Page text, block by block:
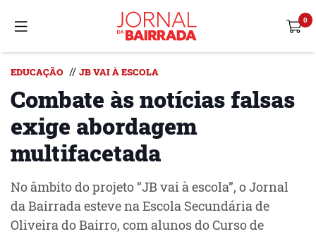
EDUCAÇÃO // JB VAI À ESCOLA
Combate às notícias falsas
exige abordagem
multifacetada
No âmbito do projeto “JB vai à escola”, o Jornal
da Bairrada esteve na Escola Secundária de
Oliveira do Bairro, com alunos do Curso de